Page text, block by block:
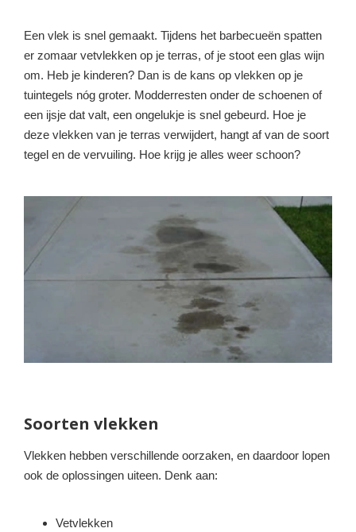
Een vlek is snel gemaakt. Tijdens het barbecueën spatten
er zomaar vetvlekken op je terras, of je stoot een glas wijn
om. Heb je kinderen? Dan is de kans op vlekken op je
tuintegels nóg groter. Modderresten onder de schoenen of
een ijsje dat valt, een ongelukje is snel gebeurd. Hoe je
deze vlekken van je terras verwijdert, hangt af van de soort
tegel en de vervuiling. Hoe krijg je alles weer schoon?
Soorten vlekken
Vlekken hebben verschillende oorzaken, en daardoor lopen
ook de oplossingen uiteen. Denk aan:
Vetvlekken